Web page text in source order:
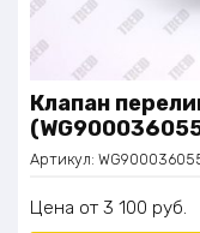
Клапан
Артикул:
Цена 3 100 руб.